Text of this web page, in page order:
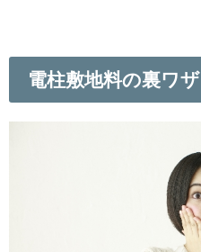
電柱敷地料の裏ワザ